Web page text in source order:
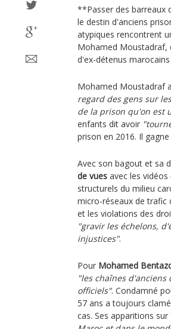
**Passer des barreaux
le destin d'anciens
atypiques rencontrent
Mohamed Moustadraf,
d'ex-détenus
Mohamed Moustadraf
regard des gens sur
de la prison qu'on est
enfants dit avoir
prison en 2016. Il
Avec son bagout et sa
de vues avec les
structurels du milieu
micro-réseaux de trafic
et les violations des
"gravir les échelons,
injustices".
Pour Mohamed
"les chaînes
officiels". Condamné
57 ans a toujours
cas. Ses apparitions